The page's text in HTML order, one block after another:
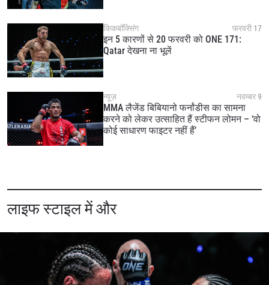
किकबॉक्सिंग फरवरी 17
इन 5 कारणों से 20 फरवरी को ONE 171:
Qatar देखना ना भूलें
न्यूज़ नवम्बर 9
MMA लैजेंड बिबियानो फर्नांडीस का सामना
करने को लेकर उत्साहित हैं स्टीफन लोमन – ‘वो
कोई साधारण फाइटर नहीं हैं’
लाइफ स्टाइल में और